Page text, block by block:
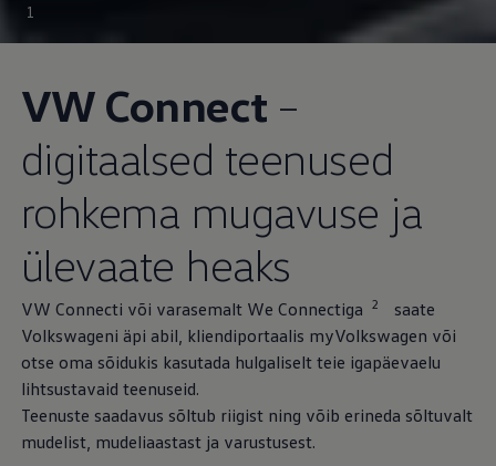
1
VW Connect –
digitaalsed teenused
rohkema mugavuse ja
ülevaate heaks
VW Connecti või varasemalt We Connectiga 2
saate
Volkswageni äpi abil, kliendiportaalis myVolkswagen või
otse oma sõidukis kasutada hulgaliselt teie igapäevaelu
lihtsustavaid teenuseid.
Teenuste saadavus sõltub riigist ning võib erineda sõltuvalt
mudelist, mudeliaastast ja varustusest.